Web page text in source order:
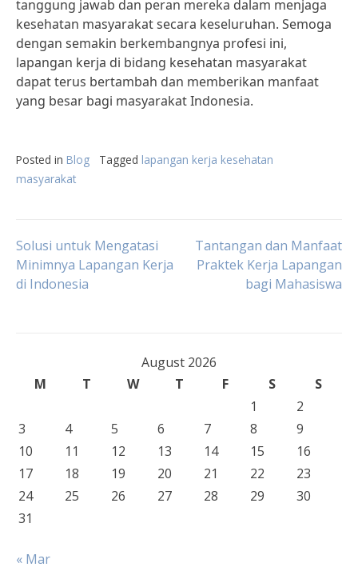
tanggung jawab dan peran mereka dalam menjaga
kesehatan masyarakat secara keseluruhan. Semoga
dengan semakin berkembangnya profesi ini,
lapangan kerja di bidang kesehatan masyarakat
dapat terus bertambah dan memberikan manfaat
yang besar bagi masyarakat Indonesia.
Posted in Blog Tagged lapangan kerja kesehatan
masyarakat
Post
navigation
Solusi untuk Mengatasi
Minimnya Lapangan Kerja
di Indonesia
Tantangan dan Manfaat
Praktek Kerja Lapangan
bagi Mahasiswa
August 2026
M
T W T F S
S
1
2
3
4 5 6 7 8
9
10
11 12 13 14 15
16
17
18 19 20 21 22
23
24
25 26 27 28 29
30
31
« Mar